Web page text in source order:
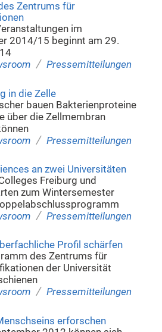
Zentrums für
im
2014/15 beginnt am 29.
/ Pressemitteilungen
in die Zelle
bauen Bakterienproteine
über die Zellmembran
/ Pressemitteilungen
an zwei Universitäten
Freiburg und
zum Wintersemester
/ Pressemitteilungen
Profil schärfen
des Zentrums für
der Universität
/ Pressemitteilungen
erforschen